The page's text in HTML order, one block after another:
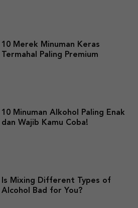
10 Merek Minuman Keras
Termahal Paling Premium
10 Minuman Alkohol Paling Enak
dan Wajib Kamu Coba!
Is Mixing Different Types of
Alcohol Bad for You?